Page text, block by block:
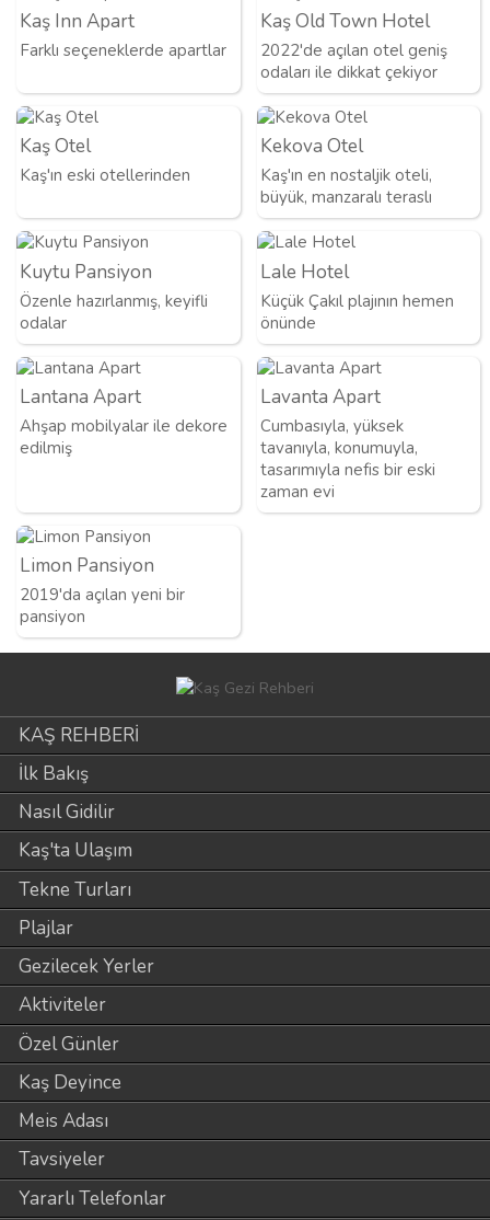
Kaş Inn Apart
Farklı seçeneklerde apartlar
Kaş Old Town Hotel
2022'de açılan otel geniş
odaları ile dikkat çekiyor
Kaş Otel
Kaş'ın eski otellerinden
Kekova Otel
Kaş'ın en nostaljik oteli,
büyük, manzaralı teraslı
Kuytu Pansiyon
Özenle hazırlanmış, keyifli
odalar
Lale Hotel
Küçük Çakıl plajının hemen
önünde
Lantana Apart
Ahşap mobilyalar ile dekore
edilmiş
Lavanta Apart
Cumbasıyla, yüksek
tavanıyla, konumuyla,
tasarımıyla nefis bir eski
zaman evi
Limon Pansiyon
2019'da açılan yeni bir
pansiyon
KAŞ REHBERİ
İlk Bakış
Nasıl Gidilir
Kaş'ta Ulaşım
Tekne Turları
Plajlar
Gezilecek Yerler
Aktiviteler
Özel Günler
Kaş Deyince
Meis Adası
Tavsiyeler
Yararlı Telefonlar